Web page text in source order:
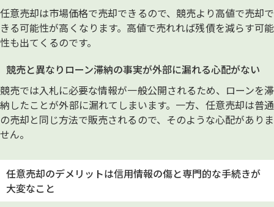
任意売却は市場価格で売却できるので、競売より高値で売却で
きる可能性が高くなります。高値で売れれば残債を減らす可能
性も出てくるのです。
競売と異なりローン滞納の事実が外部に漏れる心配がない
競売では入札に必要な情報が一般公開されるため、ローンを滞
納したことが外部に漏れてしまいます。一方、任意売却は普通
の売却と同じ方法で販売されるので、そのような心配がありま
せん。
任意売却のデメリットは信用情報の傷と専門的な手続きが
大変なこと